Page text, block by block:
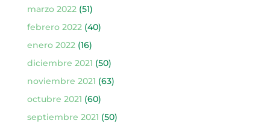
marzo 2022 (51)
febrero 2022 (40)
enero 2022 (16)
diciembre 2021 (50)
noviembre 2021 (63)
octubre 2021 (60)
septiembre 2021 (50)